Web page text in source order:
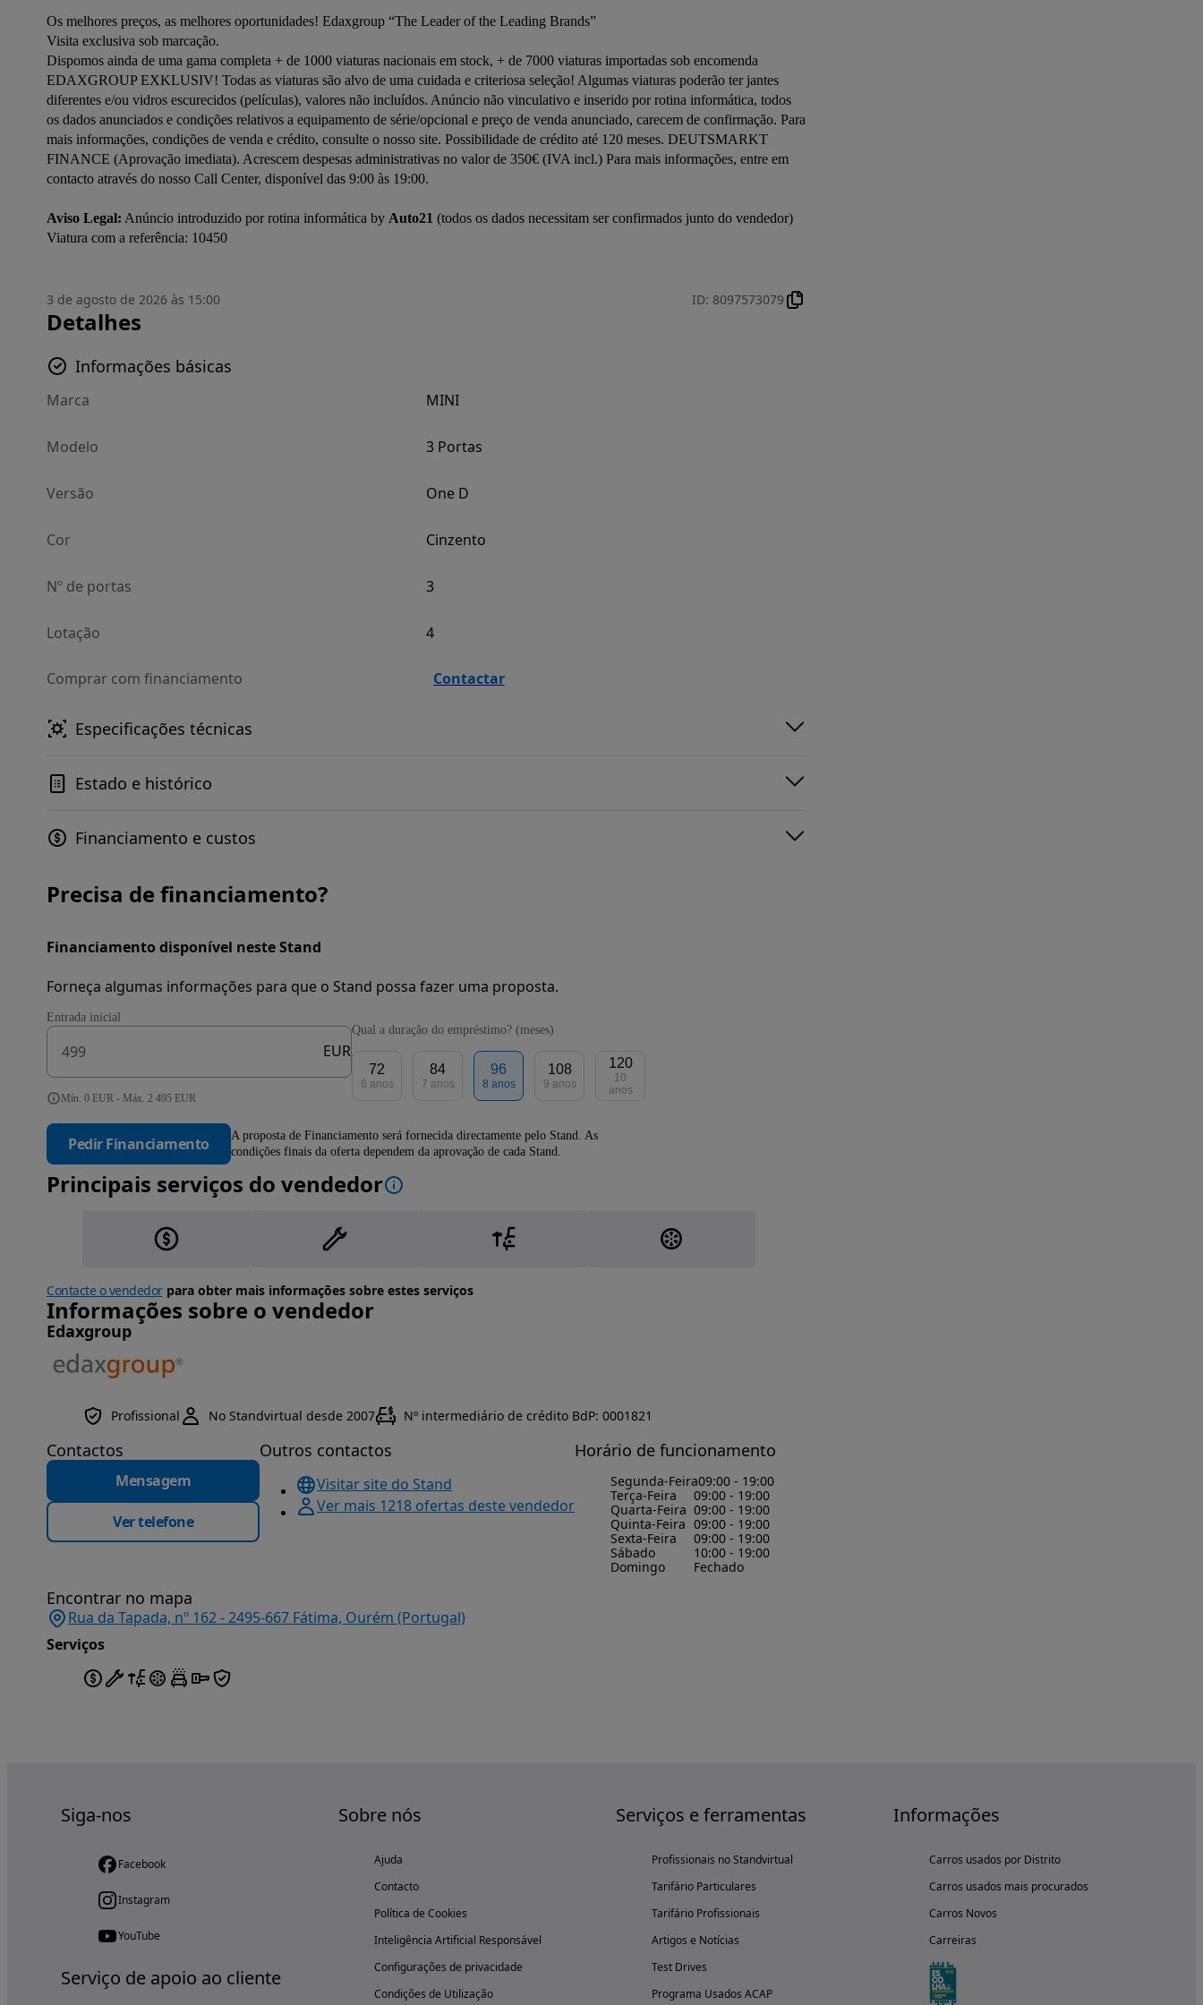
Os melhores preços, as melhores oportunidades! Edaxgroup “The Leader of the Leading Brands”
Visita exclusiva sob marcação.
Dispomos ainda de uma gama completa + de 1000 viaturas nacionais em stock, + de 7000 viaturas importadas sob encomenda
EDAXGROUP EXKLUSIV! Todas as viaturas são alvo de uma cuidada e criteriosa seleção! Algumas viaturas poderão ter jantes
diferentes e/ou vidros escurecidos (películas), valores não incluídos. Anúncio não vinculativo e inserido por rotina informática, todos
os dados anunciados e condições relativos a equipamento de série/opcional e preço de venda anunciado, carecem de confirmação. Para
mais informações, condições de venda e crédito, consulte o nosso site. Possibilidade de crédito até 120 meses. DEUTSMARKT
FINANCE (Aprovação imediata). Acrescem despesas administrativas no valor de 350€ (IVA incl.) Para mais informações, entre em
contacto através do nosso Call Center, disponível das 9:00 às 19:00.
Aviso Legal: Anúncio introduzido por rotina informática by Auto21 (todos os dados necessitam ser confirmados junto do vendedor)
3 de agosto de 2026 às 15:00 ID: 8097573079
Detalhes
Informações básicas
Marca MINI
Modelo 3 Portas
Versão One D
Cor Cinzento
Nº de portas 3
Lotação 4
Comprar com financiamento Contactar
Especificações técnicas
Estado e histórico
Financiamento e custos
Precisa de financiamento?
Financiamento disponível neste Stand
Forneça algumas informações para que o Stand possa fazer uma proposta.
Entrada inicial
EUR
Mín. 0 EUR - Máx. 2 495 EUR
Qual a duração do empréstimo? (meses)
72
6 anos
84
7 anos
96
8 anos
108
9 anos
120
10
anos
Pedir Financiamento
A proposta de Financiamento será fornecida directamente pelo Stand. As
condições finais da oferta dependem da aprovação de cada Stand.
Principais serviços do vendedor
Contacte o vendedorpara obter mais informações sobre estes serviços
Informações sobre o vendedor
Edaxgroup
Profissional No Standvirtual desde 2007 Nº intermediário de crédito BdP: 0001821
Contactos
Mensagem
Ver telefone
Outros contactos
Visitar site do Stand
Ver mais 1218 ofertas deste vendedor
Horário de funcionamento
Segunda-Feira09:00 - 19:00
Terça-Feira
09:00 - 19:00
Quarta-Feira 09:00 - 19:00
Quinta-Feira 09:00 - 19:00
Sexta-Feira
09:00 - 19:00
Sábado
10:00 - 19:00
Domingo
Fechado
Encontrar no mapa
Rua da Tapada, nº 162 - 2495-667 Fátima, Ourém (Portugal)
Serviços
Siga-nos
Facebook
Instagram
YouTube
Serviço de apoio ao cliente
Sobre nós
Ajuda
Contacto
Política de Cookies
Inteligência Artificial Responsável
Configurações de privacidade
Condições de Utilização
Serviços e ferramentas
Profissionais no Standvirtual
Tarifário Particulares
Tarifário Profissionais
Artigos e Notícias
Test Drives
Programa Usados ACAP
Informações
Carros usados por Distrito
Carros usados mais procurados
Carros Novos
Carreiras